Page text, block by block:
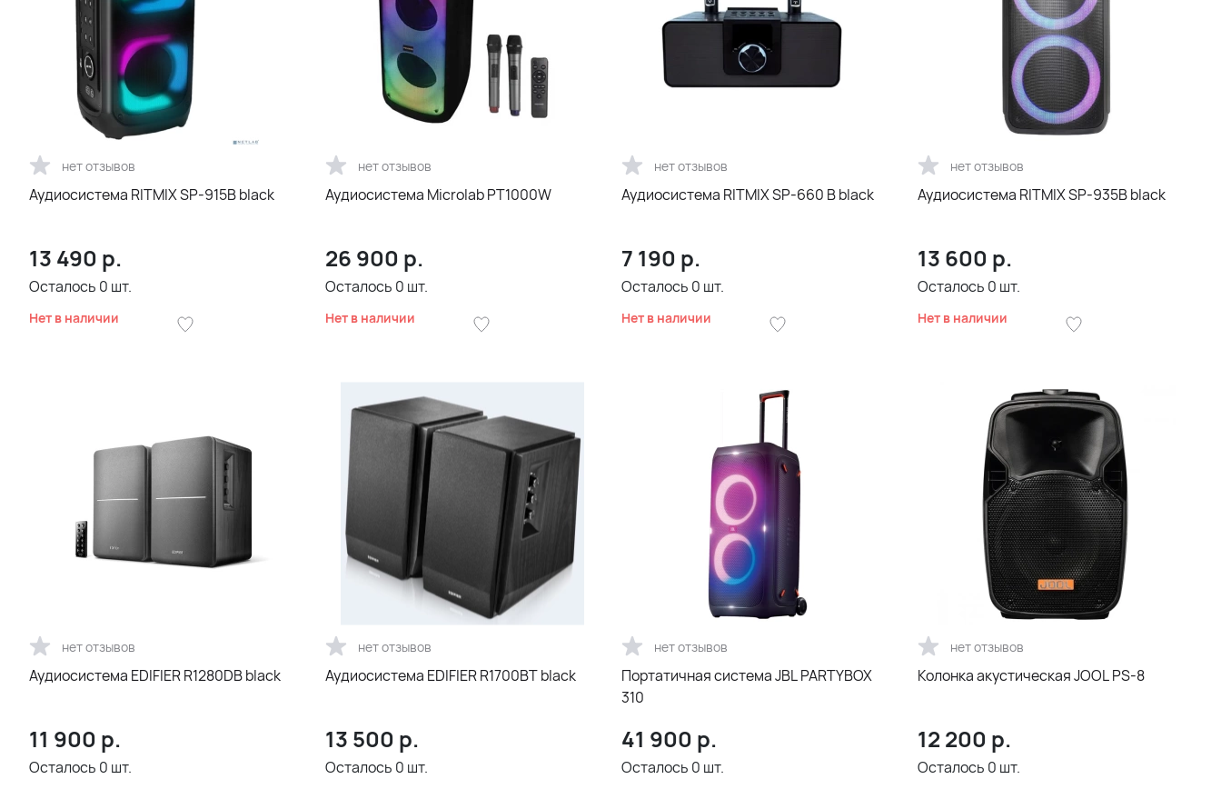
нет отзывов
Аудиосистема RITMIX SP-915B black
13 490 р.
Осталось 0 шт.
Нет в наличии
нет отзывов
Аудиосистема Microlab PT1000W
26 900 р.
Осталось 0 шт.
Нет в наличии
нет отзывов
Аудиосистема RITMIX SP-660 B black
7 190 р.
Осталось 0 шт.
Нет в наличии
нет отзывов
Аудиосистема RITMIX SP-935B black
13 600 р.
Осталось 0 шт.
Нет в наличии
нет отзывов
Аудиосистема EDIFIER R1280DB black
11 900 р.
Осталось 0 шт.
нет отзывов
Аудиосистема EDIFIER R1700ВТ black
13 500 р.
Осталось 0 шт.
нет отзывов
Портатичная система JBL PARTYBOX
310
41 900 р.
Осталось 0 шт.
нет отзывов
Колонка акустическая JOOL PS-8
12 200 р.
Осталось 0 шт.